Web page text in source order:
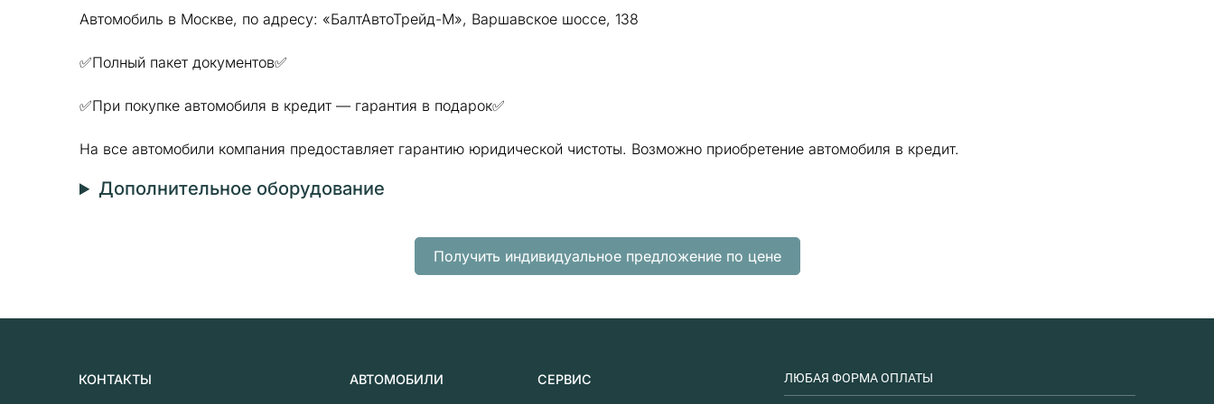
Автомобиль в Москве, по адресу: «БалтАвтоТрейд-М», Варшавское шоссе, 138
✅Полный пакет документов✅
✅При покупке автомобиля в кредит — гарантия в подарок✅
На все автомобили компания предоставляет гарантию юридической чистоты. Возможно приобретение автомобиля в кредит.
Дополнительное оборудование
Получить индивидуальное предложение по цене
КОНТАКТЫ АВТОМОБИЛИ СЕРВИС ЛЮБАЯ ФОРМА ОПЛАТЫ